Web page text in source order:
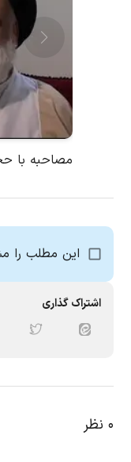
این مطلب را
اشتراک گذاری
۰ نظر